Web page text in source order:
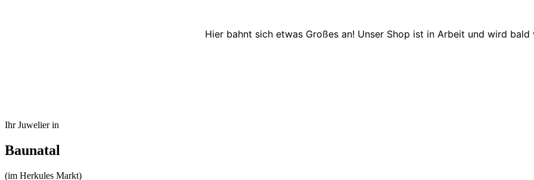
Hier bahnt sich etwas Großes an! Unser Shop ist in Arbeit und wird
Ihr Juwelier in
Baunatal
(im Herkules Markt)